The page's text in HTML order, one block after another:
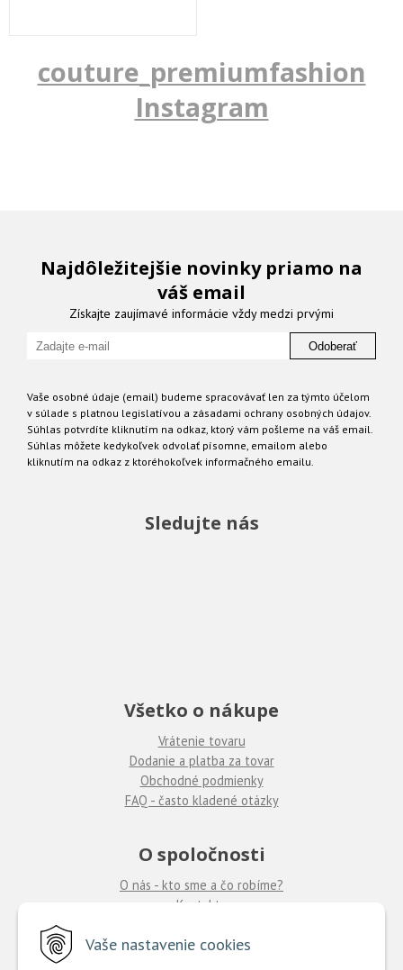
Vaše nastavenie cookies
couture_premiumfashion
Instagram
Najdôležitejšie novinky priamo na
váš email
Získajte zaujímavé informácie vždy medzi prvými
Odoberať
Vaše osobné údaje (email) budeme spracovávať len za týmto účelom
v súlade s platnou legislatívou a zásadami ochrany osobných údajov.
Súhlas potvrdíte kliknutím na odkaz, ktorý vám pošleme na váš email.
Súhlas môžete kedykoľvek odvolať písomne, emailom alebo
kliknutím na odkaz z ktoréhokoľvek informačného emailu.
Sledujte nás
Všetko o nákupe
Vrátenie tovaru
Dodanie a platba za tovar
Obchodné podmienky
FAQ - často kladené otázky
O spoločnosti
O nás - kto sme a čo robíme?
Kontakty